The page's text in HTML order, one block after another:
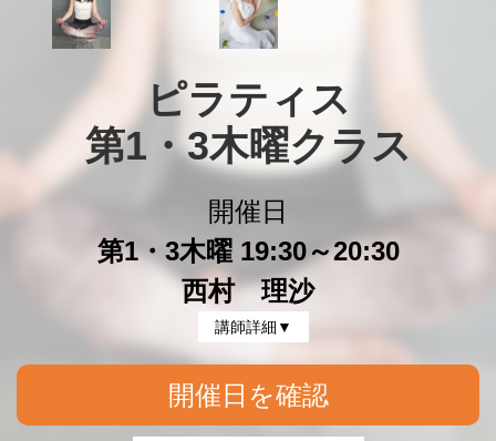
ピラティス
第1・3木曜クラス
開催日
第1・3木曜 19:30～20:30
西村 理沙
講師詳細▼
開催日を確認